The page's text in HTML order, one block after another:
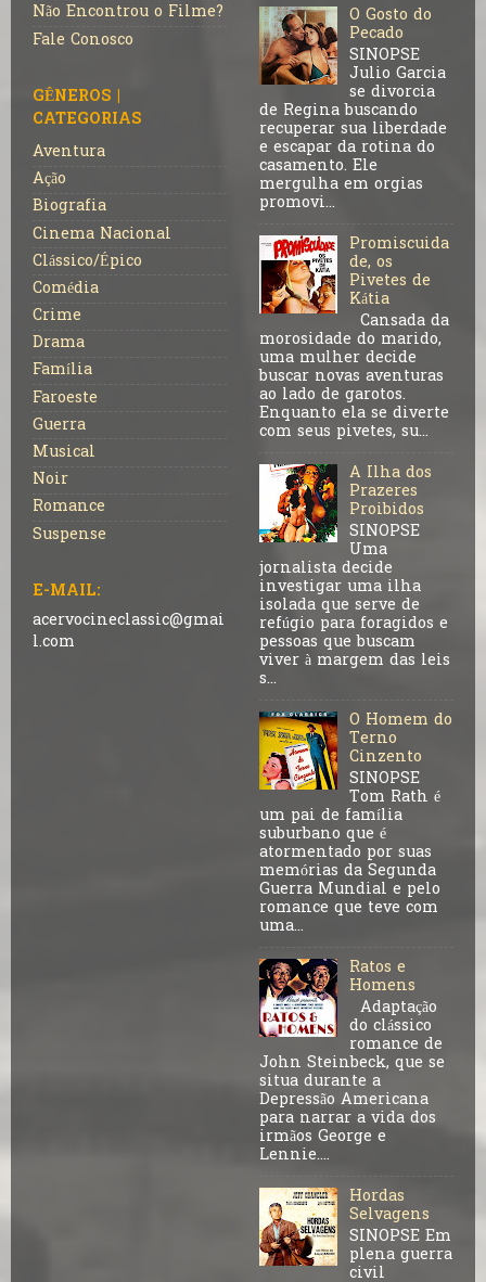
Não Encontrou o Filme?
Fale Conosco
GÊNEROS |
CATEGORIAS
Aventura
Ação
Biografia
Cinema Nacional
Clássico/Épico
Comédia
Crime
Drama
Família
Faroeste
Guerra
Musical
Noir
Romance
Suspense
E-MAIL:
acervocineclassic@gmai
l.com
O Gosto do
Pecado
SINOPSE
Julio Garcia
se divorcia
de Regina buscando
recuperar sua liberdade
e escapar da rotina do
casamento. Ele
mergulha em orgias
promovi...
Promiscuida
de, os
Pivetes de
Kátia
Cansada da
morosidade do marido,
uma mulher decide
buscar novas aventuras
ao lado de garotos.
Enquanto ela se diverte
com seus pivetes, su...
A Ilha dos
Prazeres
Proibidos
SINOPSE
Uma
jornalista decide
investigar uma ilha
isolada que serve de
refúgio para foragidos e
pessoas que buscam
viver à margem das leis
s...
O Homem do
Terno
Cinzento
SINOPSE
Tom Rath é
um pai de família
suburbano que é
atormentado por suas
memórias da Segunda
Guerra Mundial e pelo
romance que teve com
uma...
Ratos e
Homens
Adaptação
do clássico
romance de
John Steinbeck, que se
situa durante a
Depressão Americana
para narrar a vida dos
irmãos George e
Lennie....
Hordas
Selvagens
SINOPSE Em
plena guerra
civil